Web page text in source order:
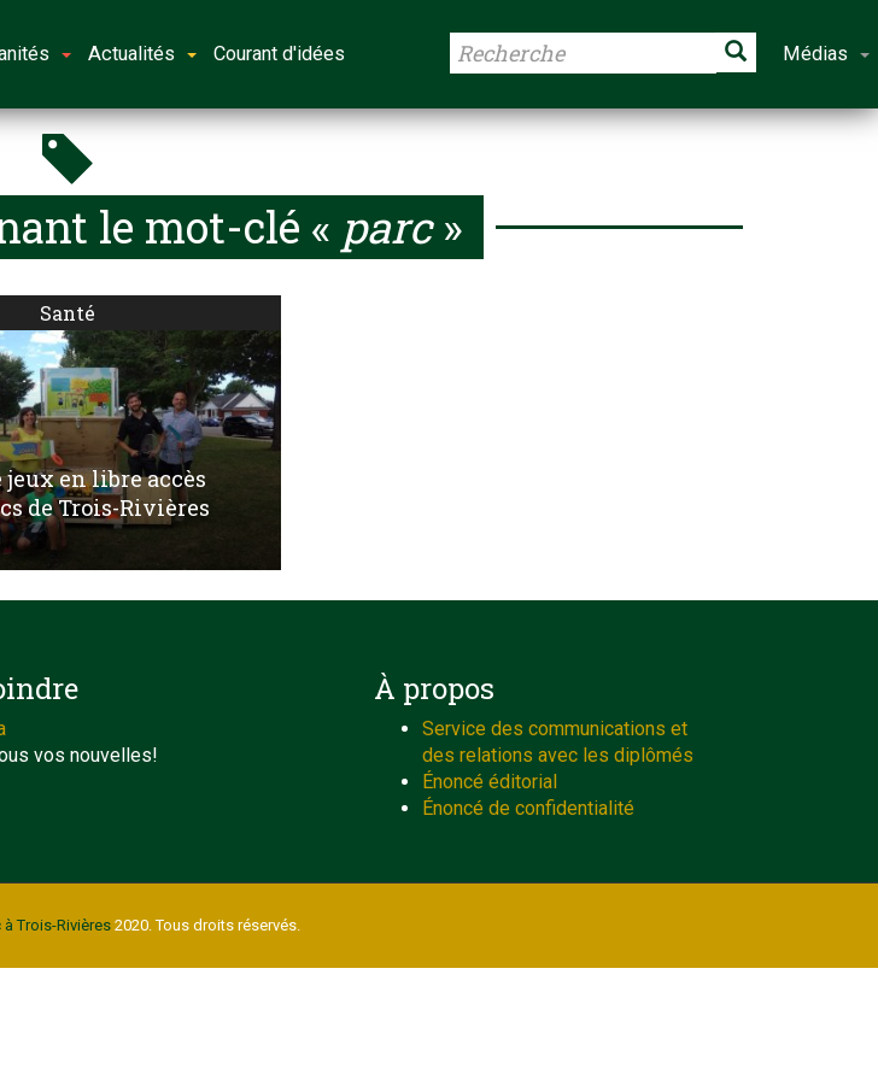
Actualités Courant d'idées Médias
le mot-clé « parc»
Santé
jeux en libre accès
de Trois-Rivières
vos nouvelles!
À propos
Service des communications et
des relations avec les diplômés
Énoncé éditorial
Énoncé de confidentialité
Trois-Rivières2020. Tous droits réservés.